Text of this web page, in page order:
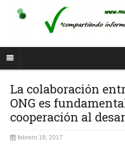
La colaboración
ONG es
cooperación al
febrero 18, 2017